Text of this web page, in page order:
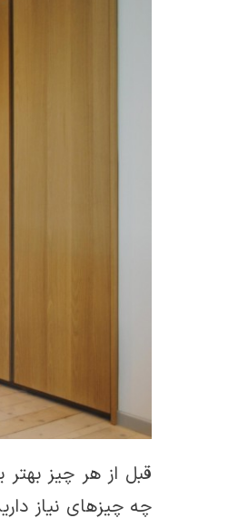
قبل از هر چیز
چه چیزهای نیاز